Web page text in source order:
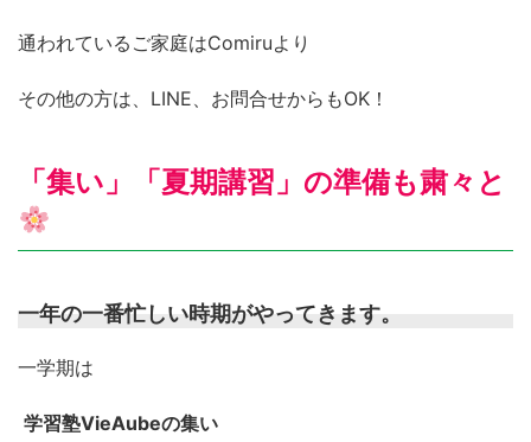
通われているご家庭はComiruより
その他の方は、LINE、お問合せからもOK！
「集い」「夏期講習」の準備も粛々と
一年の一番忙しい時期がやってきます。
一学期は
学習塾VieAubeの集い